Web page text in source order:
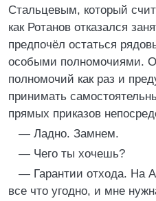
Стальцевым, который
как Ротанов отказался
предпочёл остаться
особыми полномочиями.
полномочий как раз и
принимать
прямых приказов
— Ладно. Замнем.
— Чего ты хочешь?
— Гарантии отхода. На
все что угодно, и мне